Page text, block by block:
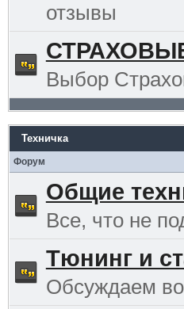
отзывы
Выбор
Техничка
Форум
Общие
Все, что не
Тюнинг и
Обсуждаем